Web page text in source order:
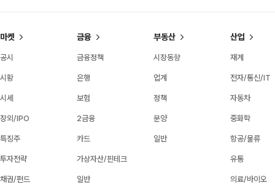
마켓
공시
시황
시세
장외/IPO
특징주
투자전략
채권/펀드
금융
금융정책
은행
보험
2금융
카드
가상자산/핀테크
일반
부동산
시장동향
업계
정책
분양
일반
산업
재계
전자/통신/IT
자동차
중화학
항공/물류
유통
의료/바이오